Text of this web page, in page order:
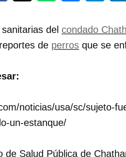
del condado
de perros que se
noticias/usa/sc/sujeto-
un-estanque/
de Salud Pública de